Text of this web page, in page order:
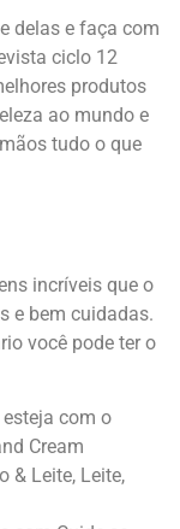
delas e faça com
ciclo 12
produtos
ao mundo e
tudo o que
incríveis que o
e bem cuidadas.
você pode ter o
com o
Cream
& Leite, Leite,